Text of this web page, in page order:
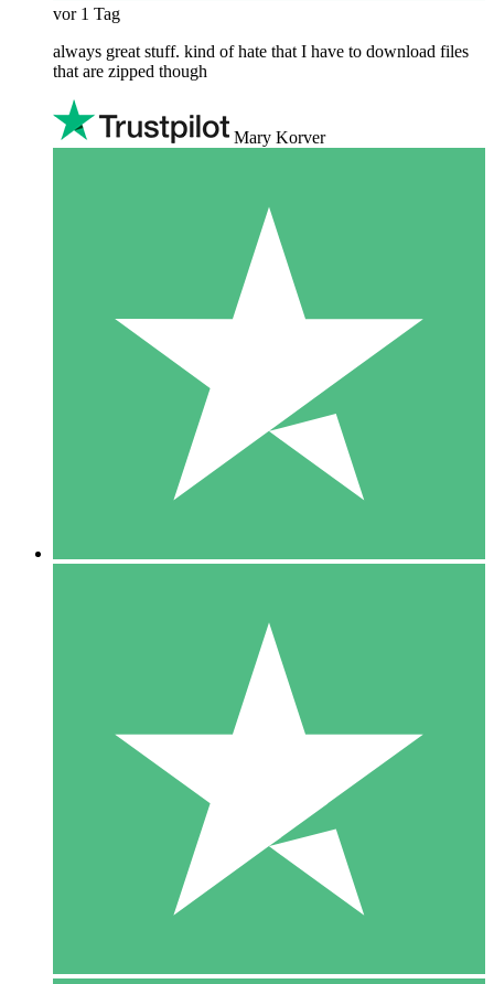
vor 1 Tag
always great stuff. kind of hate that I have to download files
that are zipped though
Mary Korver